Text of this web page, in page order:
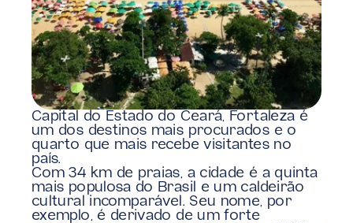
Capital do Estado do Ceará, Fortaleza é
um dos destinos mais procurados e o
quarto que mais recebe visitantes no
país.
Com 34 km de praias, a cidade é a quinta
mais populosa do Brasil e um caldeirão
cultural incomparável. Seu nome, por
exemplo, é derivado de um forte